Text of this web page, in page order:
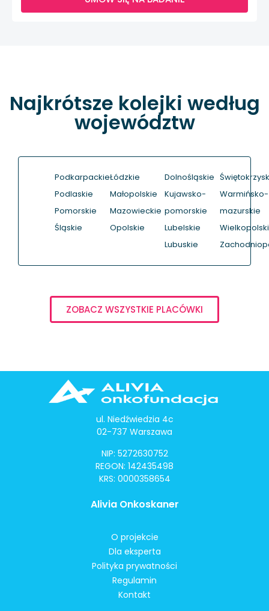
Najkrótsze kolejki według
województw
Podkarpackie
Podlaskie
Pomorskie
Śląskie
Łódzkie
Małopolskie
Mazowieckie
Opolskie
Dolnośląskie
Kujawsko-
pomorskie
Lubelskie
Lubuskie
Warmińsko-
mazurskie
ZOBACZ WSZYSTKIE PLACÓWKI
ul. Niedźwiedzia 4c
02-737 Warszawa
NIP: 5272630752
REGON: 142435498
KRS: 0000358654
Alivia Onkoskaner
O projekcie
Dla eksperta
Polityka prywatności
Regulamin
Kontakt